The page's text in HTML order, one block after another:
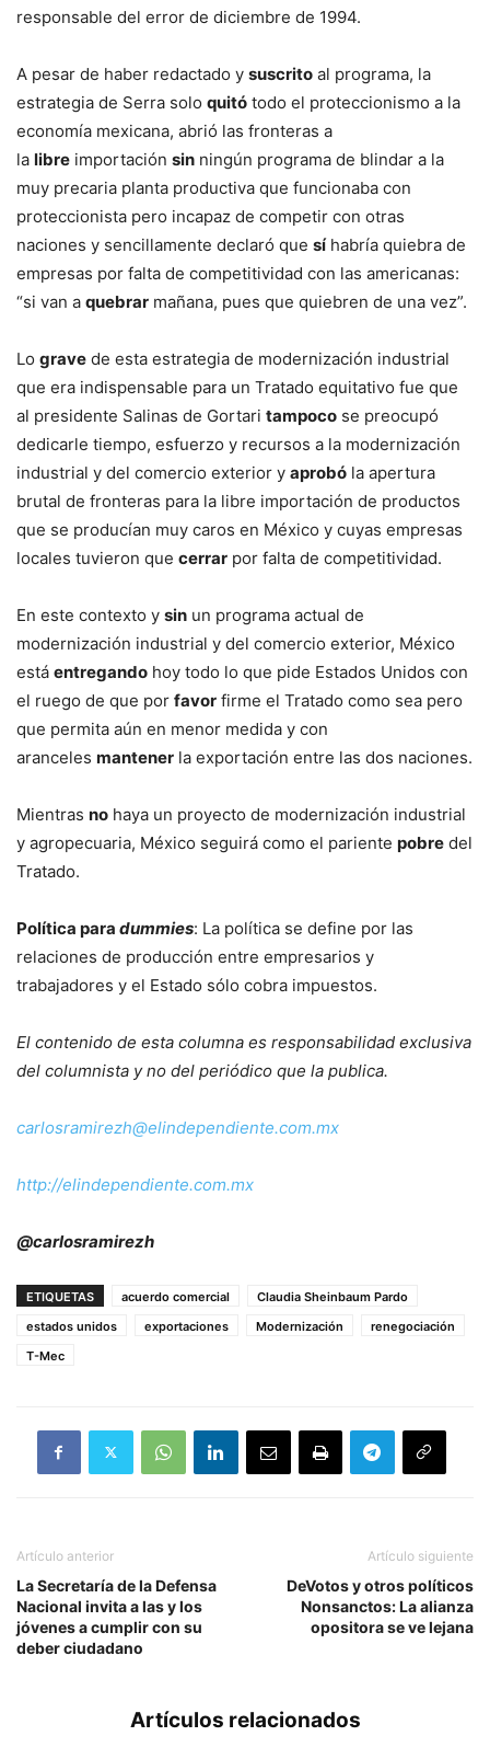
responsable del error de diciembre de 1994.
A pesar de haber redactado y suscrito al programa, la
estrategia de Serra solo quitó todo el proteccionismo a la
economía mexicana, abrió las fronteras a
la libre importación sin ningún programa de blindar a la
muy precaria planta productiva que funcionaba con
proteccionista pero incapaz de competir con otras
naciones y sencillamente declaró que síhabría quiebra de
empresas por falta de competitividad con las americanas:
“si van a quebrar mañana, pues que quiebren de una vez”.
Lo grave de esta estrategia de modernización industrial
que era indispensable para un Tratado equitativo fue que
al presidente Salinas de Gortari tampoco se preocupó
dedicarle tiempo, esfuerzo y recursos a la modernización
industrial y del comercio exterior y aprobó la apertura
brutal de fronteras para la libre importación de productos
que se producían muy caros en México y cuyas empresas
locales tuvieron que cerrar por falta de competitividad.
En este contexto y sin un programa actual de
modernización industrial y del comercio exterior, México
está entregando hoy todo lo que pide Estados Unidos con
el ruego de que por favor firme el Tratado como sea pero
que permita aún en menor medida y con
aranceles mantener la exportación entre las dos naciones.
Mientras no haya un proyecto de modernización industrial
y agropecuaria, México seguirá como el pariente pobre del
Tratado.
Política para dummies: La política se define por las
relaciones de producción entre empresarios y
trabajadores y el Estado sólo cobra impuestos.
El contenido de esta columna es responsabilidad exclusiva
del columnista y no del periódico que la publica.
carlosramirezh@elindependiente.com.mx
http://elindependiente.com.mx
@carlosramirezh
ETIQUETAS acuerdo comercial
Claudia Sheinbaum Pardo
estados unidos
exportaciones Modernización
renegociación
T-Mec
Artículo anterior
La Secretaría de la Defensa
Nacional invita a las y los
jóvenes a cumplir con su
deber ciudadano
Artículo siguiente
DeVotos y otros políticos
Nonsanctos: La alianza
opositora se ve lejana
Artículos relacionados